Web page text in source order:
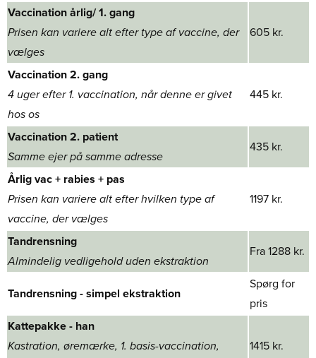
Vaccination årlig/ 1. gang
Prisen kan variere alt efter type af vaccine, der
vælges
605 kr.
Vaccination 2. gang​
​4 uger efter ​1. vaccination, når denne er givet
hos os
445 kr.
Vaccination 2. patient
​Samme ejer på samme adresse
435 kr.
Årlig vac + rabies + pas
Prisen kan variere alt efter hvilken type af
vaccine, der vælges
1197 kr.
Tandrensning​
Almindelig vedligehold​ uden ekstraktion
Fra 1288 kr.
Tandrensning - simpel ekstraktion
Spørg for
pris​
Kattepakke - han​
​​Kastration, øremærke, 1. basis-vaccination,
1415 kr.